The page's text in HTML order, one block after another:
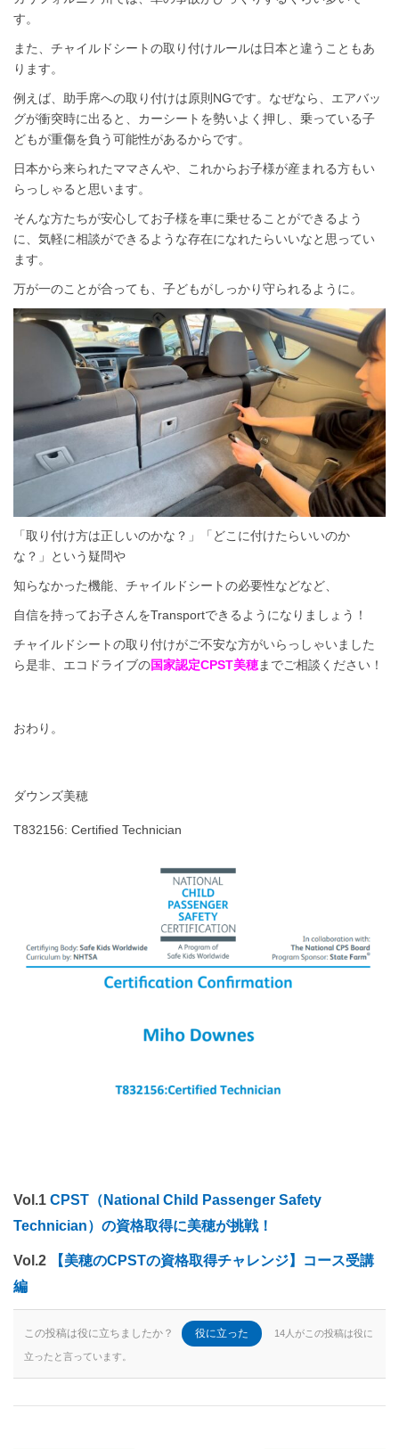
す。
また、チャイルドシートの取り付けルールは日本と違うこともあ
ります。
例えば、助手席への取り付けは原則NGです。なぜなら、エアバッ
グが衝突時に出ると、カーシートを勢いよく押し、乗っている子
どもが重傷を負う可能性があるからです。
日本から来られたママさんや、これからお子様が産まれる方もい
らっしゃると思います。
そんな方たちが安心してお子様を車に乗せることができるよう
に、気軽に相談ができるような存在になれたらいいなと思ってい
ます。
万が一のことが合っても、子どもがしっかり守られるように。
「取り付け方は正しいのかな？」「 どこに付けたらいいのか
な？」
という疑問や
知らなかった機能、チャイルドシートの必要性などなど、
自信を持ってお子さんをTransportできるようになりましょう！
チャイルドシートの取り付けがご不安な方がいらっしゃいました
ら是非、エコドライブの国家認定CPST美穂までご相談ください！
おわり。
ダウンズ美穂
T832156: Certified Technician
Vol.1 CPST（National Child Passenger Safety
Technician）の資格取得に美穂が挑戦！
Vol.2
【美穂のCPSTの資格取得チャレンジ】コース受講
編
この投稿は役に立ちましたか？ 役に立った 14人がこの投稿は役に
立ったと言っています。